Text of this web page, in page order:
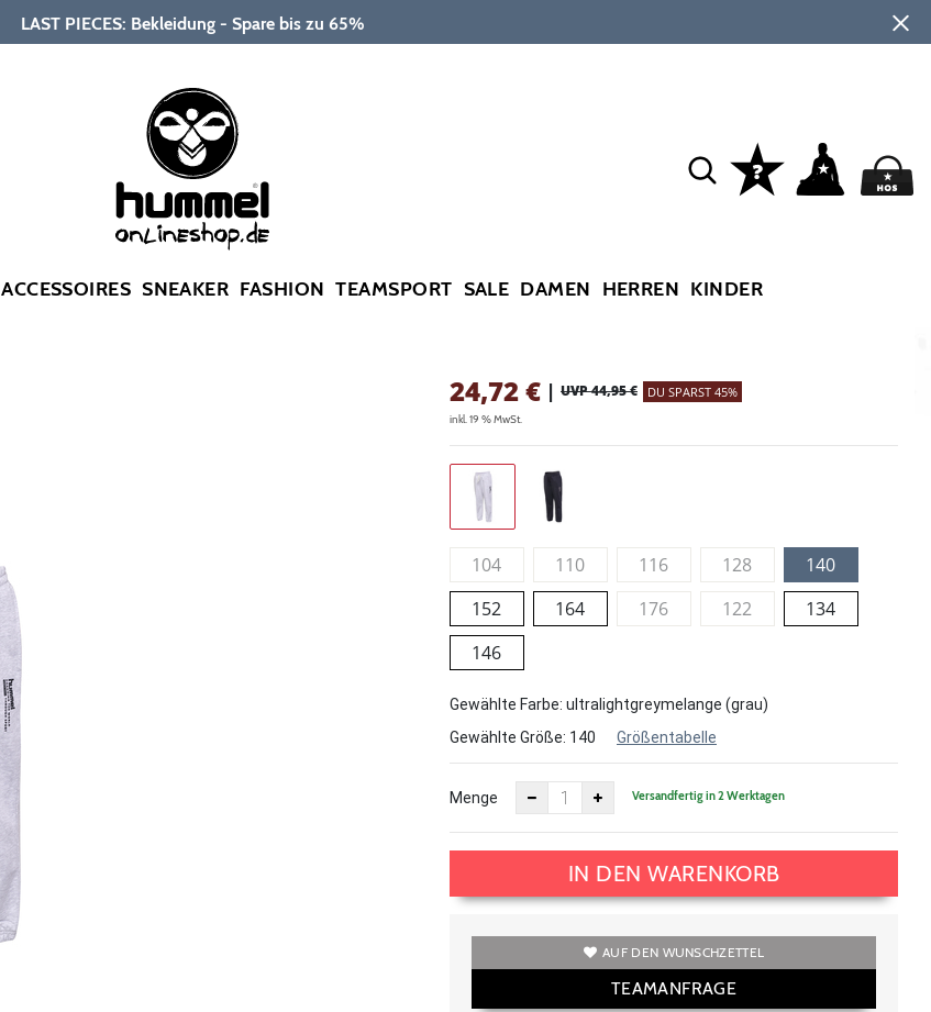
LAST PIECES: Bekleidung - Spare bis zu 65%
ACCESSOIRES SNEAKER FASHION TEAMSPORT SALE DAMEN HERREN KINDER
24,72€ | UVP 44,95 € DU SPARST 45%
inkl. 19 % MwSt.
104 110 116 128
140
152
164 176 122
134
146
Gewählte Farbe: ultralightgreymelange (grau)
Gewählte Größe: 140 Größentabelle
Menge Versandfertig in 2 Werktagen
IN DEN WARENKORB
AUF DEN WUNSCHZETTEL
TEAMANFRAGE